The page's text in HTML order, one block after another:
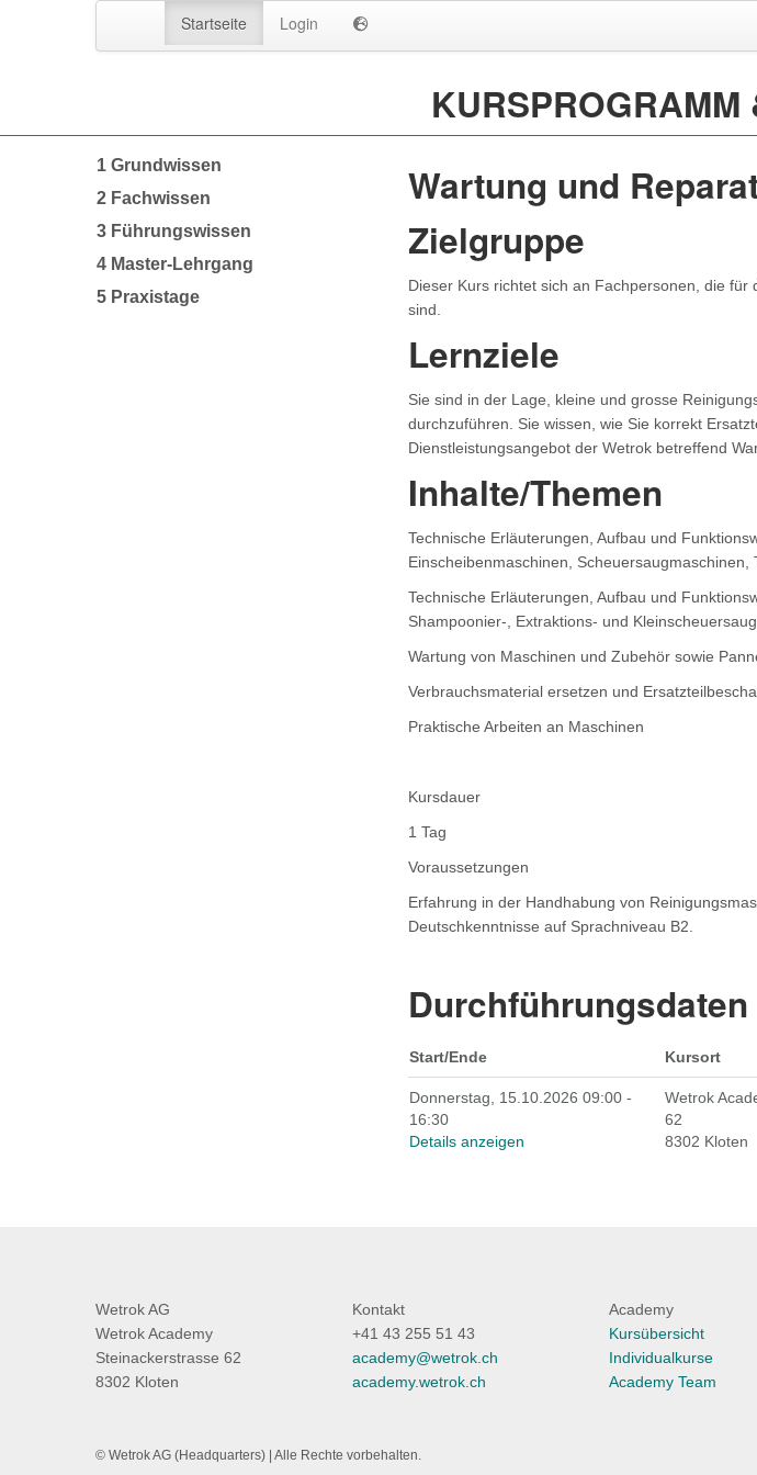
Startseite Login
1 Grundwissen
2 Fachwissen
3 Führungswissen
4 Master-Lehrgang
5 Praxistage
Wartung und
Zielgruppe
Dieser Kurs richtet sich an Fachpersonen, die
sind.
Lernziele
Sie sind in der Lage, kleine und grosse
durchzuführen. Sie wissen, wie Sie korrekt
Dienstleistungsangebot der Wetrok betreffend
Inhalte/Themen
Technische Erläuterungen, Aufbau und
Einscheibenmaschinen,
Technische Erläuterungen, Aufbau und
Shampoonier-, Extraktions- und
Wartung von Maschinen und Zubehör sowie
Verbrauchsmaterial ersetzen und
Praktische Arbeiten an Maschinen
Kursdauer
1 Tag
Voraussetzungen
Erfahrung in der Handhabung von
Deutschkenntnisse auf Sprachniveau B2.
Durchführungsdaten
Start/Ende Kursort
Donnerstag, 15.10.2026 09:00 -
16:30
Details anzeigen
Wetrok
62
8302 Kloten
Wetrok AG
Wetrok Academy
Steinackerstrasse 62
8302 Kloten
Kontakt
+41 43 255 51 43
academy@wetrok.ch
academy.wetrok.ch
Academy
Kursübersicht
Individualkurse
Academy Team
© Wetrok AG (Headquarters) | Alle Rechte vorbehalten.